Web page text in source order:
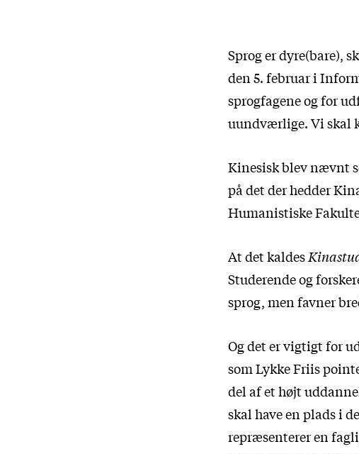
Sprog er dyre(bare),
den 5. februari
sprogfagene og for
uundværlige. Vi skal
Kinesisk blev nævnt
på det der hedder
Humanistiske
At det kaldes
Studerende og
sprog, men favner
Og det er vigtigt for
som Lykke Friis
del af et højt
skal have en plads i
repræsenterer en